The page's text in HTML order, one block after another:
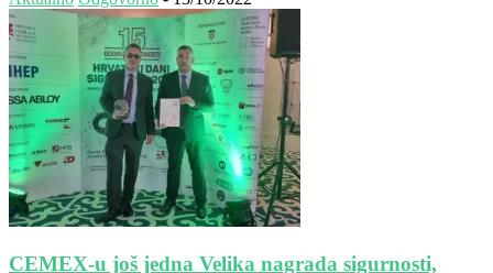
CEMEX-u još jedna Velika nagrada sigurnosti,